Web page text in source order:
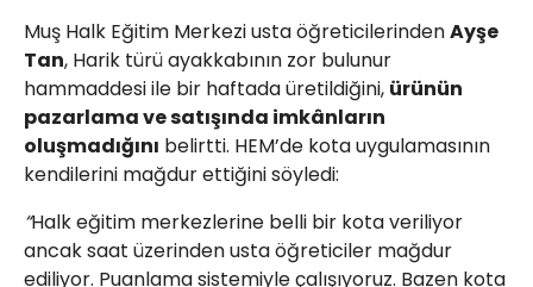
Muş Halk Eğitim Merkezi usta öğreticilerindenAyşe
Tan, Harik türü ayakkabının zor bulunur
hammaddesi ile bir haftada üretildiğini, ürünün
pazarlama ve satışında imkânların
oluşmadığını belirtti. HEM’de kota uygulamasının
kendilerini mağdur ettiğini söyledi:
“Halk eğitim merkezlerine belli bir kota veriliyor
ancak saat üzerinden usta öğreticiler mağdur
ediliyor. Puanlama sistemiyle çalışıyoruz. Bazen kota